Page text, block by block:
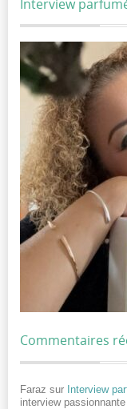
Interview
Commentaires
Faraz sur Interview
interview